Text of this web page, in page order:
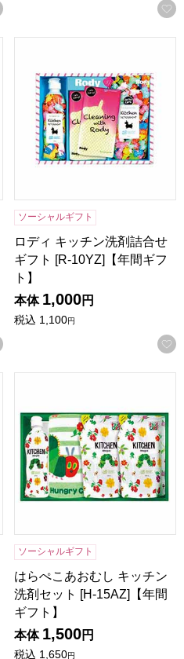
お気に入りに登録する
お気に入りに登録する
ソーシャルギフト
ロディ キッチン洗剤詰合せ
ギフト [R-10YZ]【年間ギフ
ト】
本体 1,000円
税込 1,100円
ソーシャルギフト
はらぺこあおむし キッチン
洗剤セット [H-15AZ]【年間
ギフト】
本体 1,500円
税込 1,650円